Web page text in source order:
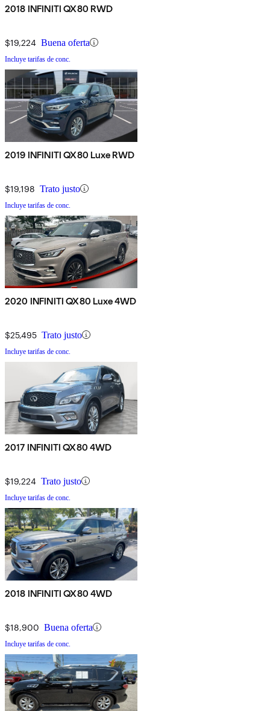
2018 INFINITI QX80 RWD
$19,224 Buena oferta
Incluye tarifas de conc.
2019 INFINITI QX80 Luxe RWD
$19,198 Trato justo
Incluye tarifas de conc.
2020 INFINITI QX80 Luxe 4WD
$25,495 Trato justo
Incluye tarifas de conc.
2017 INFINITI QX80 4WD
$19,224 Trato justo
Incluye tarifas de conc.
2018 INFINITI QX80 4WD
$18,900 Buena oferta
Incluye tarifas de conc.